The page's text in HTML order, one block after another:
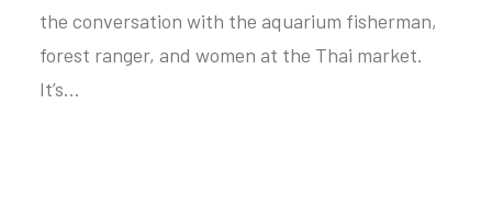
the conversation with the aquarium fisherman,
forest ranger, and women at the Thai market.
It’s…